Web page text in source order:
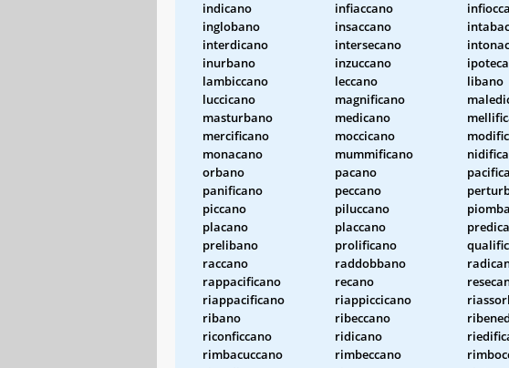
indicano
infiaccano
inglobano
insaccano
interdicano
intersecano
inurbano
inzuccano
lambiccano
leccano libano
luccicano
magnificano
masturbano
medicano
mercificano
moccicano
monacano
mummificano
orbano
pacano
panificano
peccano
piccano
piluccano
placano
placcano
prelibano
prolificano
raccano
raddobbano
rappacificano
recano
riappacificano
riappiccicano
ribano
ribeccano
riconficcano
ridicano
rimbacuccano
rimbeccano